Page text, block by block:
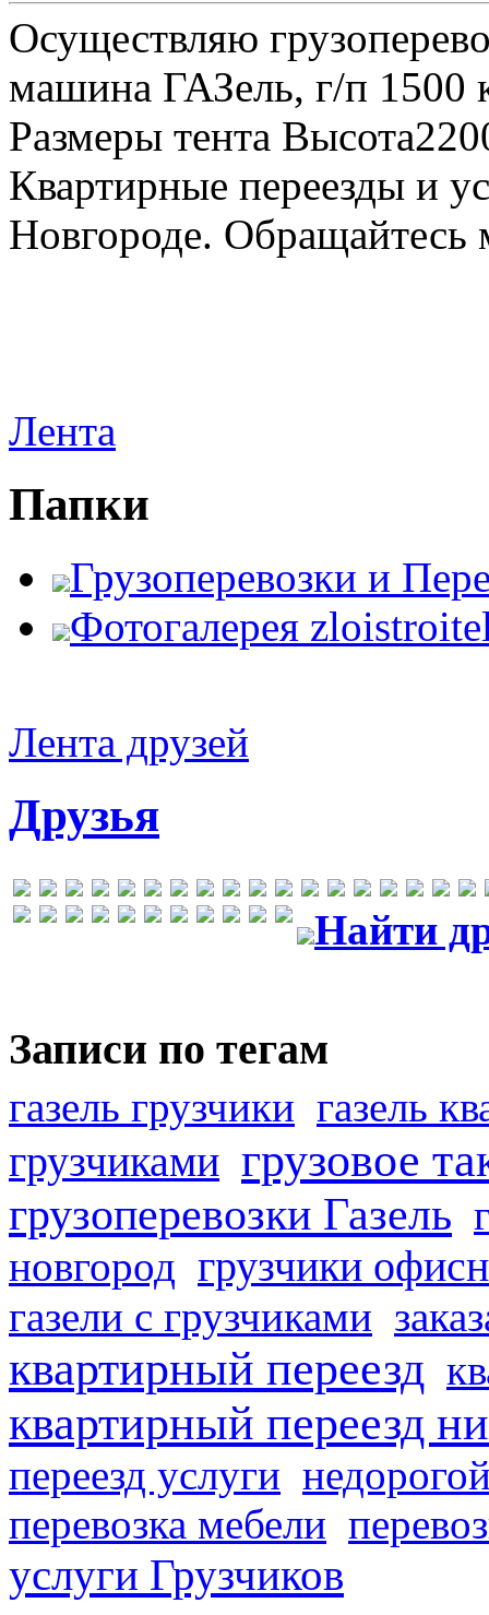
Осуществляю
машина ГАЗель, г/п 1500
Размеры тента
Квартирные переезды и
Новгороде.
Лента
Папки
Грузоперевозки и
Фотогалерея
Лента друзей
Друзья
Найти
Записи по тегам
газель грузчики газель
грузчиками грузовое
грузоперевозки Газель
новгород грузчики
газели с грузчиками
квартирный переезд
квартирный переезд
переезд услуги
перевозка мебели
услуги Грузчиков